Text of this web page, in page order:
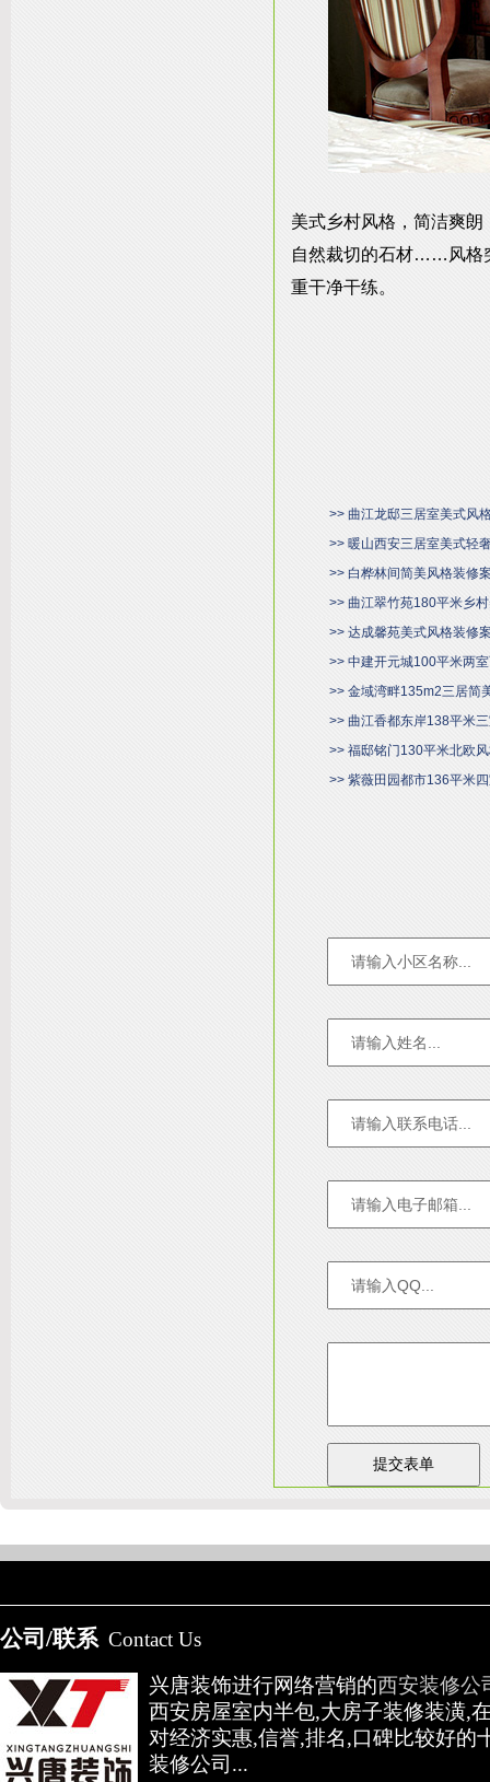
美式乡村风格，简洁爽
自然裁切的石材……风格
重干净干练。
>> 曲江龙邸三居室美式风
>> 暖山西安三居室美式轻
>> 白桦林间简美风格装修
>> 曲江翠竹苑180平米乡
>> 达成馨苑美式风格装修
>> 中建开元城100平米两
>> 金域湾畔135m2三居简
>> 曲江香都东岸138平米
>> 福邸铭门130平米北欧
>> 紫薇田园都市136平米
成都别墅装修 别墅样板
公司/联系 Contact Us
兴唐装饰进行网络营销的西安装修公
西安房屋室内半包,大房子装修装潢,
对经济实惠,信誉,排名,口碑比较好的
装修公司...